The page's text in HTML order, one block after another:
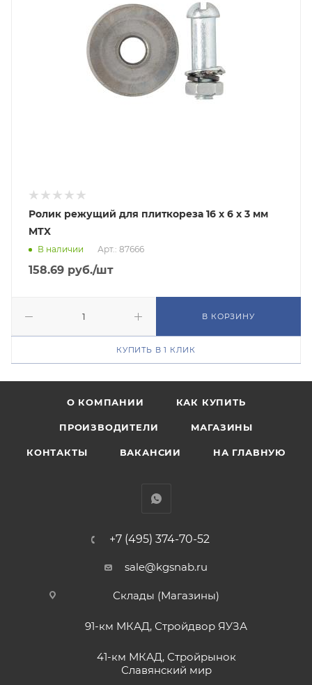
Ролик режущий для плиткореза 16 х 6 х 3 мм
MTX
В наличии Арт.: 87666
158.69 руб./шт
В КОРЗИНУ
КУПИТЬ В 1 КЛИК
О КОМПАНИИ КАК КУПИТЬ
ПРОИЗВОДИТЕЛИ МАГАЗИНЫ
КОНТАКТЫ ВАКАНСИИ НА ГЛАВНУЮ
+7 (495) 374-70-52
sale@kgsnab.ru
Склады (Магазины)
91-км МКАД, Стройдвор ЯУЗА
41-км МКАД, Стройрынок
Славянский мир